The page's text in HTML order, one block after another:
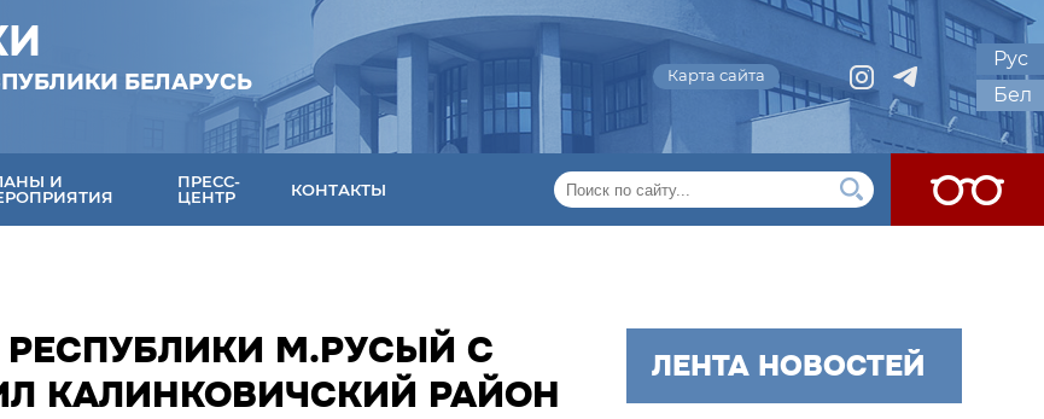
БЕЛАРУСЬ Карта сайта
Рус
Бел
И
ПРЕСС-
ЦЕНТР
КОНТАКТЫ
М.РУСЫЙ С
КАЛИНКОВИЧСКИЙ РАЙОН
ЛЕНТА НОВОСТЕЙ